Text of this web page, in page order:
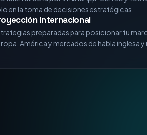
consumidor y funnels de conversión.
& Atención 24 Horas
directa por WhatsApp, correo y
en la toma de decisiones estratégicas.
Internacional